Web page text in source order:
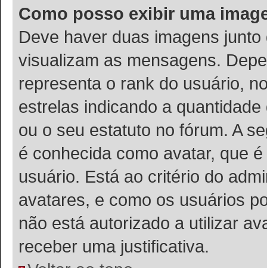
Como posso exibir uma
Deve haver duas imagens
visualizam as mensagens.
representa o rank do usuário,
estrelas indicando a
ou o seu estatuto no fórum. A
é conhecida como avatar, que
usuário. Está ao critério do
avatares, e como os usuários
não está autorizado a utilizar
receber uma justificativa.